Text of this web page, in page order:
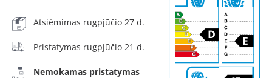
Atsiėmimas rugpjūčio 27 d.
Pristatymas rugpjūčio 21 d.
Nemokamas pristatymas